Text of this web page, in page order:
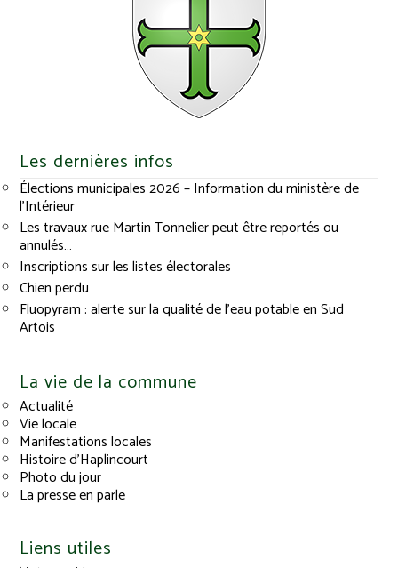
Les dernières infos
Élections municipales 2026 – Information du ministère de
l’Intérieur
Les travaux rue Martin Tonnelier peut être reportés ou
annulés…
Inscriptions sur les listes électorales
Chien perdu
Fluopyram : alerte sur la qualité de l’eau potable en Sud
Artois
La vie de la commune
Actualité
Vie locale
Manifestations locales
Histoire d’Haplincourt
Photo du jour
La presse en parle
Liens utiles